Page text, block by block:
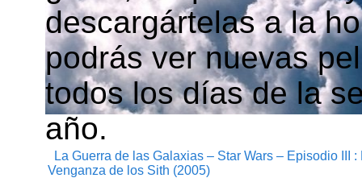
descargártelas a la
podrás ver nuevas
todos los días de la
año.
La Guerra de las Galaxias – Star Wars – Episodio III :
Venganza de los Sith (2005)